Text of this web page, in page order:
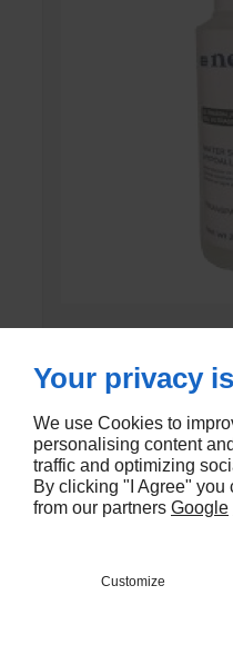
GEL DE
En
Your privacy
We use Cookies to
personalising content
traffic and optimizing
By clicking "I Agree" you
from our partners Google
Customize